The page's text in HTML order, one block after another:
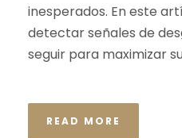
inesperados. En este
detectar señales de
seguir para maximizar
READ MORE